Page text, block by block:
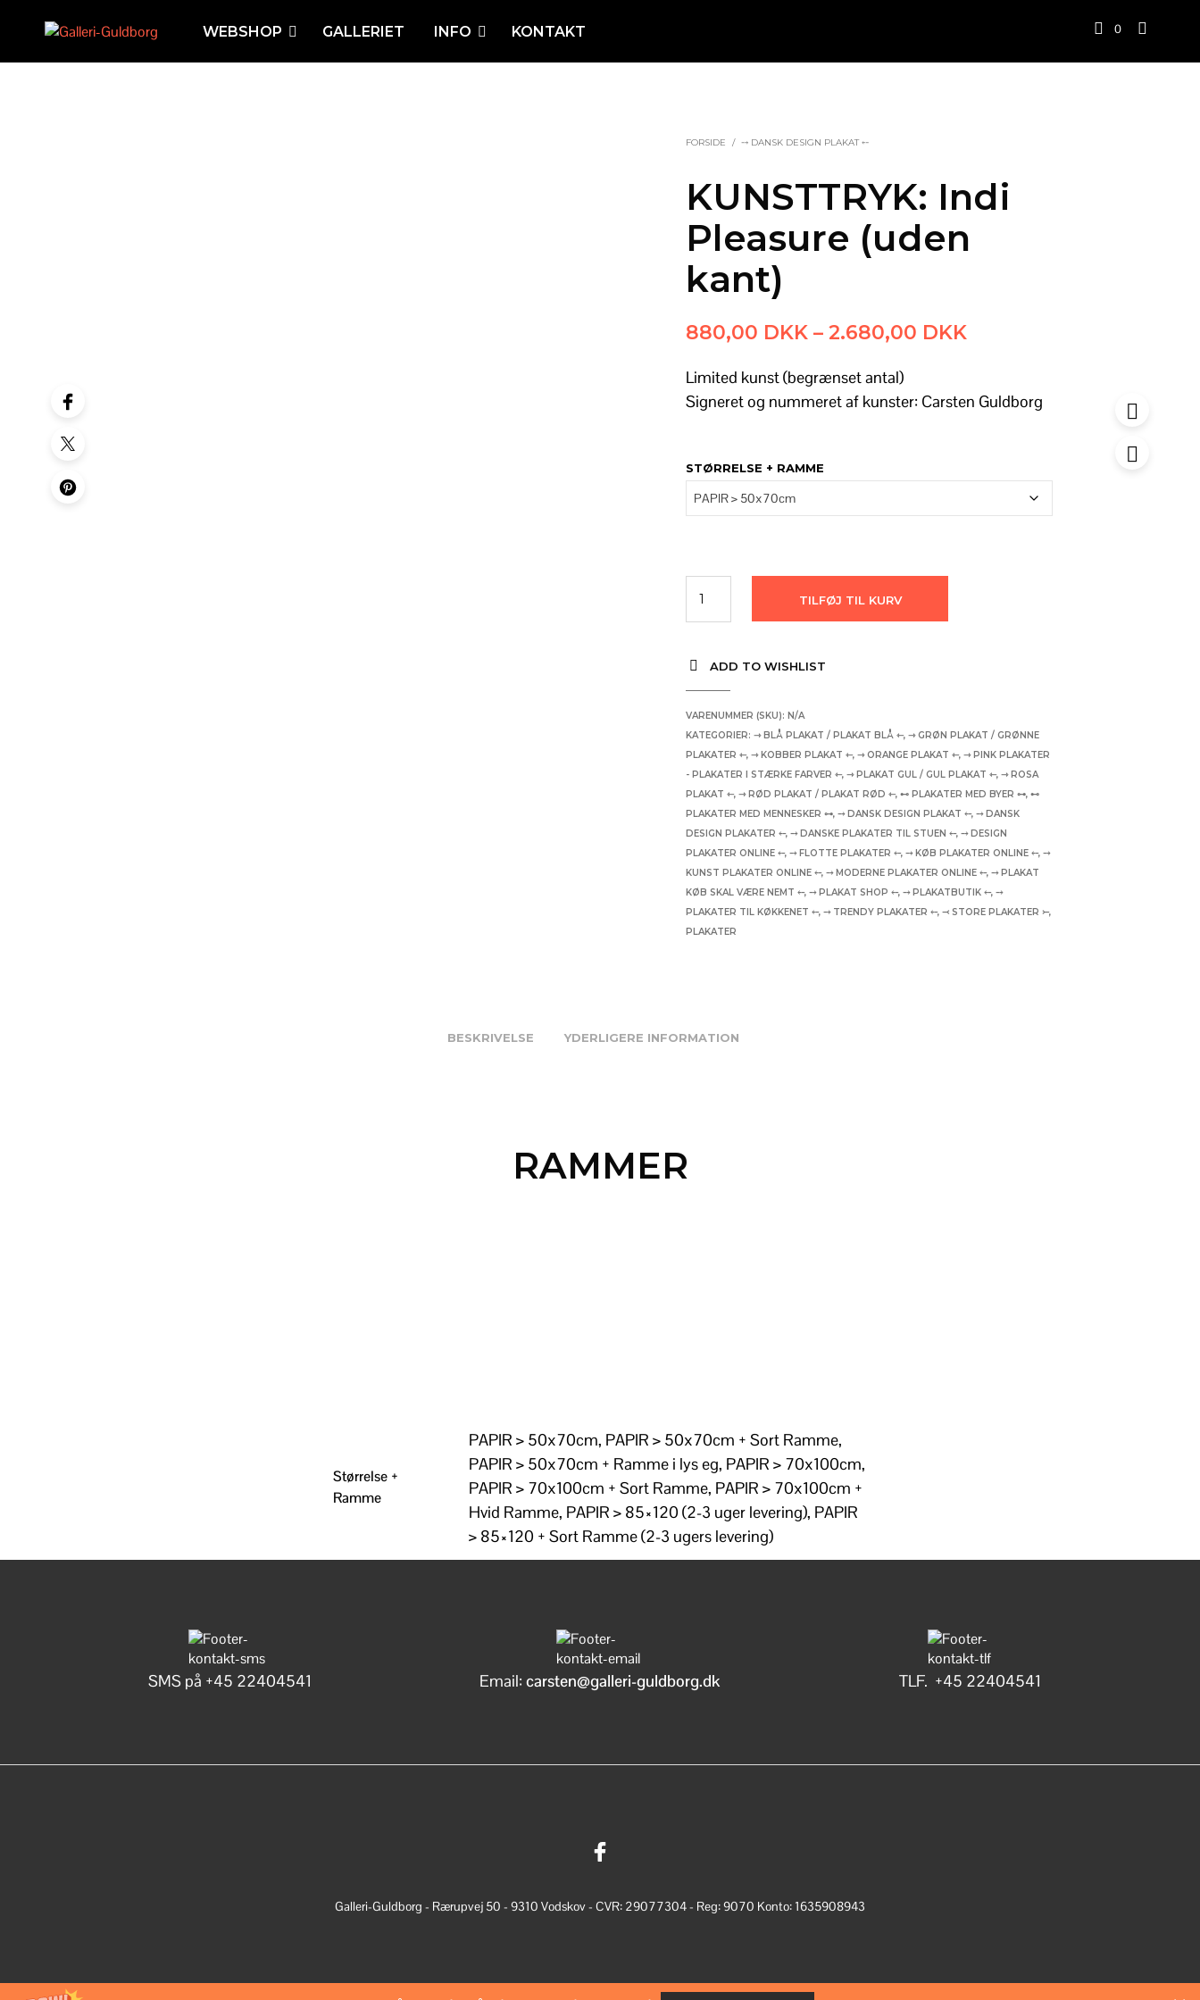
WEBSHOP GALLERIET INFO KONTAKT 0
FORSIDE / ⤍ DANSK DESIGN PLAKAT ⤌
KUNSTTRYK: Indi
Pleasure (uden
kant)
880,00 DKK– 2.680,00 DKKPrisinterval:
til
Limited kunst (begrænset antal)
Signeret og nummeret af kunster: Carsten Guldborg
STØRRELSE + RAMME
TILFØJ TIL KURV
ADD TO WISHLIST
VARENUMMER (SKU):N/A
KATEGORIER:⇾ BLÅ PLAKAT / PLAKAT BLÅ ⇽,⇾ GRØN PLAKAT / GRØNNE
PLAKATER ⇽,⇾ KOBBER PLAKAT ⇽,⇾ ORANGE PLAKAT ⇽,⇾ PINK PLAKATER
- PLAKATER I STÆRKE FARVER ⇽,⇾ PLAKAT GUL / GUL PLAKAT ⇽,⇾ ROSA
PLAKAT ⇽,⇾ RØD PLAKAT / PLAKAT RØD ⇽,⊷ PLAKATER MED BYER ⊶,⊷
PLAKATER MED MENNESKER ⊶,⤍ DANSK DESIGN PLAKAT ⤌,⤍ DANSK
DESIGN PLAKATER ⤌,⤍ DANSKE PLAKATER TIL STUEN ⤌,⤍ DESIGN
PLAKATER ONLINE ⤌,⤍ FLOTTE PLAKATER ⤌,⤍ KØB PLAKATER ONLINE ⤌,⤍
KUNST PLAKATER ONLINE ⤌,⤍ MODERNE PLAKATER ONLINE ⤌,⤍ PLAKAT
KØB SKAL VÆRE NEMT ⤌,⤍ PLAKAT SHOP ⤌,⤍ PLAKATBUTIK ⤌,⤍
PLAKATER TIL KØKKENET ⤌,⤍ TRENDY PLAKATER ⤌,⤙ STORE PLAKATER ⤚,
PLAKATER
BESKRIVELSE YDERLIGERE INFORMATION
RAMMER
Størrelse +
Ramme
PAPIR > 50x70cm, PAPIR > 50x70cm + Sort Ramme,
PAPIR > 50x70cm + Ramme i lys eg, PAPIR > 70x100cm,
PAPIR > 70x100cm + Sort Ramme, PAPIR > 70x100cm +
Hvid Ramme, PAPIR > 85×120 (2-3 uger levering), PAPIR
> 85×120 + Sort Ramme (2-3 ugers levering)
SMS på +45 22404541 Email:carsten@galleri-guldborg.dk TLF. +45 22404541
Galleri-Guldborg - Rærupvej 50 - 9310 Vodskov - CVR: 29077304 - Reg: 9070 Konto: 1635908943